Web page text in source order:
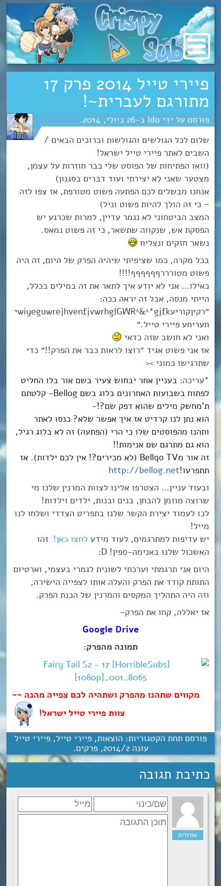
מעבר
לתוכן
פיירי טייל 2014 פרק 17
מתורגם לעברית~!
Ido
26 יולי 2014
שלום לכל הגולשים והגולשות וברוכים הבאים /
השבים לאתר פיירי טייל ישראל!
(וואו הפתיחות של הפוסט שלי כבר חוזרות על עצמן,
מצטער שאני לא יצירתי ועוד דברים בסגנון)
אנחנו מבשלים לכם הפתעה פשוט מטורפת, אז צפו לזה
– כי זה הולך להיות פשוט וניל)
המצב הביטחוני לא נגמר עדיין, למרות שכרגע יש
הפסקת אש, שנקווה שתשאר, כי זה פשוט נמאס.
נשאר חזקים ונצליח
בכל מקרה, כמו שציפיתי שיהיה הפרק של היום, זה היה
פשוט מטורררףףףףףף!!!!
כאילו… אני לא יודע איך לתאר את זה במילים בכלל,
הייתי מנסה, אבל זה יראה ככה:
״רקיןקוריעwiyeguwrejhvenfjvwrhgIGWR^&^*gjfkי
חעריחע פיירי טייל.״
ואני לא חושב שזה כדאי
אז אני פשוט אגיד ״רוצו לראות כבר את הפרק!!״ כדי
שתרגישו כמוני ><
*עריכה:בעניין אחר יבחוש צעיר בשם אור בלו החליט
לפתוח בשבועות האחרונים בלוג בשם Bellog- קלטתם
ת’מחשק מילים שהוא דפק שם?!-
הוא נתן לנו קרדיט אז איך אפשר שלא? כנסו לאתר
ותהנו מהפוסטים שלו כי הרי (הפתעה) זה לא בלוג רגיל,
הוא גם מתרגם שם אנימות!!
זה אור מBellqo TV (לא מכירים?! אין לכם ילדות). אז
תתפרעו!http://bellog.net
ובעוד עניין… הצטרפו אלינו לצוות המרנין שלנו מי
שרוצה מוזמן להבחן, בנים ובנות, ילדים וילדות!
לכו לעמוד יצירת הקשר שלנו בתפריט הצדדי ושלחו לנו
מייל!
יש עדיפות למתרגמים, לעוד מידע לחצו כאן! זהו
האשכול שלנו באנימה-ספין! D:
היום אני תרגמתי וערכתי לשונית לגמרי בעצמי, וארטיום
התותח קודד את הפרק והעלה אותו לצפייה הישירה,
וזה היה התהליך המקסים והמרנין של הכנת הפרק.
אז יאללה, קחו את הפרק~
Google Drive
תמונה מהפרק:
מקווים שתהנו מהפרק ושתהיה לכם צפייה מהנה ~~
צוות פיירי טייל ישראל!
פורסם תחת הקטגוריות: הוצאות, פיירי טייל, פיירי טייל
עונה 2‏/‎2014
,פרקים.
כתיבת תגובה